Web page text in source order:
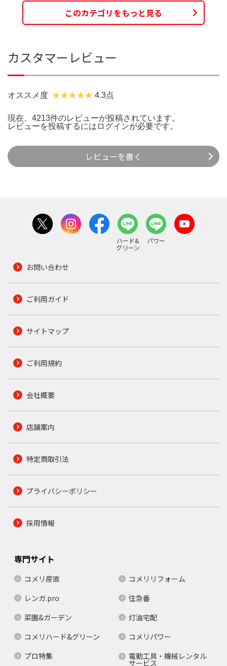
このカテゴリをもっと見る
カスタマーレビュー
オススメ度 4.3点
現在、4213件のレビューが投稿されています。
レビューを投稿するには ログインが必要です。
レビューを書く
ハード&
グリーン
パワー
お問い合わせ
ご利用ガイド
サイトマップ
ご利用規約
会社概要
店舗案内
特定商取引法
プライバシーポリシー
採用情報
専門サイト
コメリ産直
コメリリフォーム
レンガ.pro
住急番
菜園&ガーデン
灯油宅配
コメリハード&グリーン
コメリパワー
プロ特集
電動工具・機械レンタル
サービス